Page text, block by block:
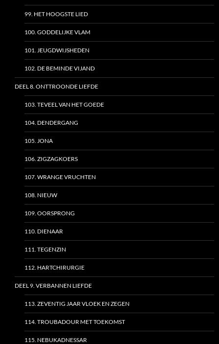
99. HET HOOGSTE LIED
100. GODDELIJKE VLAM
101. JEUGDWIJSHEDEN
102. DE BEMINDE VIJAND
DEEL 8. ONTTROONDE LIEFDE
103. TEVEEL VAN HET GOEDE
104. DENDERGANG
105. JONA
106. ZIGZAGKOERS
107. WRANGE VRUCHTEN
108. NIEUW
109. OORSPRONG
110. DIENAAR
111. TEGENZIN
112. HARTCHIRURGIE
DEEL 9. VERBANNEN LIEFDE
113. ZEVENTIG JAAR VLOEK EN ZEGEN
114. TROUBADOUR MET TOEKOMST
115. NEBUKADNESSAR